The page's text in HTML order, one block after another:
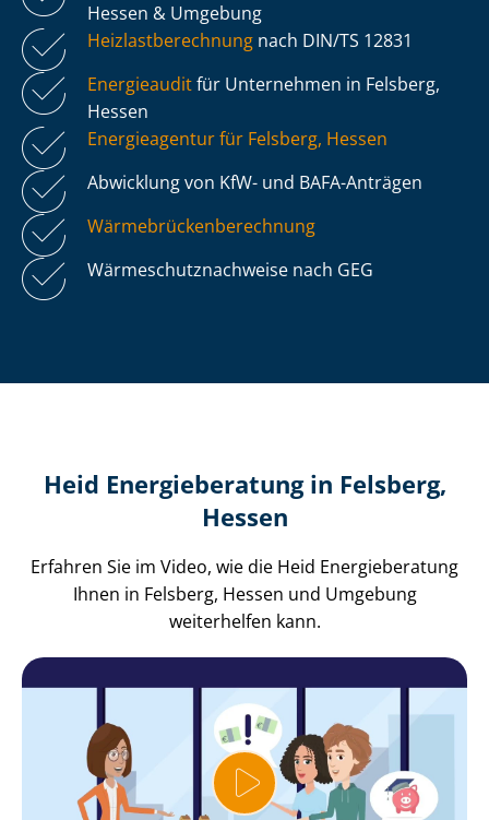
Hessen & Umgebung
Heiz­last­be­rech­nung nach DIN/TS 12831
Energieauditfür Unternehmen in Felsberg,
Hessen
Energieagentur für Felsberg, Hessen
Abwicklung von KfW- und BAFA-Anträgen
Wär­me­brü­cken­be­rech­nung
Wär­me­schutz­nach­wei­se nach GEG
Heid Energieberatung in Felsberg,
Hessen
Erfahren Sie im Video, wie die Heid Energieberatung
Ihnen in Felsberg, Hessen und Umgebung
weiterhelfen kann.